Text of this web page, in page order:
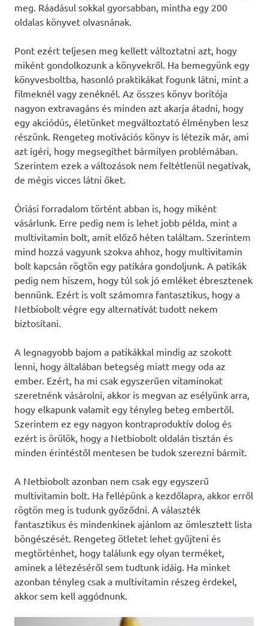
meg. Ráadásul sokkal gyorsabban, mintha egy 200
oldalas könyvet olvasnának.
Pont ezért teljesen meg kellett változtatni azt, hogy
miként gondolkozunk a könyvekről. Ha bemegyünk egy
könyvesboltba, hasonló praktikákat fogunk látni, mint a
filmeknél vagy zenéknél. Az összes könyv borítója
nagyon extravagáns és minden azt akarja átadni, hogy
egy akciódús, életünket megváltoztató élményben lesz
részünk. Rengeteg motivációs könyv is létezik már, ami
azt ígéri, hogy megsegíthet bármilyen problémában.
Szerintem ezek a változások nem feltétlenül negatívak,
de mégis vicces látni őket.
Óriási forradalom történt abban is, hogy miként
vásárlunk. Erre pedig nem is lehet jobb példa, mint a
multivitamin bolt, amit előző héten találtam. Szerintem
mind hozzá vagyunk szokva ahhoz, hogy multivitamin
bolt kapcsán rögtön egy patikára gondoljunk. A patikák
pedig nem hiszem, hogy túl sok jó emléket ébresztenek
bennünk. Ezért is volt számomra fantasztikus, hogy a
Netbiobolt végre egy alternatívát tudott nekem
biztosítani.
A legnagyobb bajom a patikákkal mindig az szokott
lenni, hogy általában betegség miatt megy oda az
ember. Ezért, ha mi csak egyszerűen vitaminokat
szeretnénk vásárolni, akkor is megvan az esélyünk arra,
hogy elkapunk valamit egy tényleg beteg embertől.
Szerintem ez egy nagyon kontraproduktív dolog és
ezért is örülök, hogy a Netbiobolt oldalán tisztán és
minden érintéstől mentesen be tudok szerezni bármit.
A Netbiobolt azonban nem csak egy egyszerű
multivitamin bolt. Ha fellépünk a kezdőlapra, akkor erről
rögtön meg is tudunk győződni. A választék
fantasztikus és mindenkinek ajánlom az ömlesztett lista
böngészését. Rengeteg ötletet lehet gyűjteni és
megtörténhet, hogy találunk egy olyan terméket,
aminek a létezéséről sem tudtunk idáig. Ha minket
azonban tényleg csak a multivitamin részeg érdekel,
akkor sem kell aggódnunk.